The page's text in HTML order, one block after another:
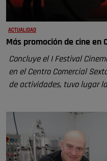
ACTUALIDAD
Más promoción de cine en
Concluye el I Festival
en el Centro Comercial
de actividades, tuvo lugar